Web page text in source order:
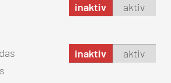
inaktiv aktiv
inaktiv aktiv